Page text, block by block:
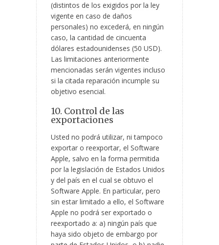
(distintos de los exigidos por la ley
vigente en caso de daños
personales) no excederá, en ningún
caso, la cantidad de cincuenta
dólares estadounidenses (50 USD).
Las limitaciones anteriormente
mencionadas serán vigentes incluso
si la citada reparación incumple su
objetivo esencial.
10. Control de las
exportaciones
Usted no podrá utilizar, ni tampoco
exportar o reexportar, el Software
Apple, salvo en la forma permitida
por la legislación de Estados Unidos
y del país en el cual se obtuvo el
Software Apple. En particular, pero
sin estar limitado a ello, el Software
Apple no podrá ser exportado o
reexportado a: a) ningún país que
haya sido objeto de embargo por